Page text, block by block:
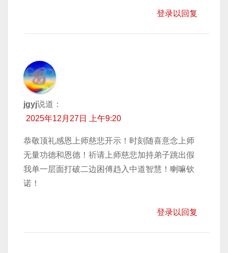
登录以回复
jgyj说道：
2025年12月27日 上午9:20
恭敬顶礼感恩上师慈悲开示！时刻随喜意念上师
无量功德和恩德！祈请上师慈悲加持弟子跳出假
我单一层面打破二边困傅趋入中道智慧！喇嘛钦
诺！
登录以回复